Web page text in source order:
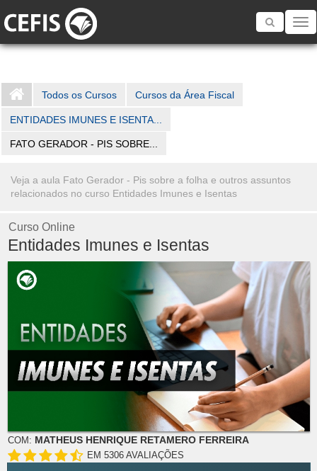
Toggle
Todos os Cursos Cursos da Área Fiscal
ENTIDADES IMUNES E ISENTA...
FATO GERADOR - PIS SOBRE...
Veja a aula Fato Gerador - Pis sobre a folha e outros assuntos
relacionados no curso Entidades Imunes e Isentas
Curso Online
Entidades Imunes e Isentas
COM: MATHEUS HENRIQUE RETAMERO FERREIRA
EM 5306 AVALIAÇÕES